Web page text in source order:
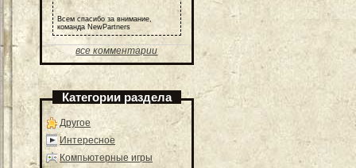
Всем спасибо за внимание,
команда NewPartners
все комментарии
Категории раздела
Другое
Интересное
Компьютерные игры